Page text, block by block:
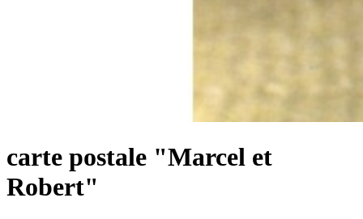
carte postale "Marcel et
Robert"